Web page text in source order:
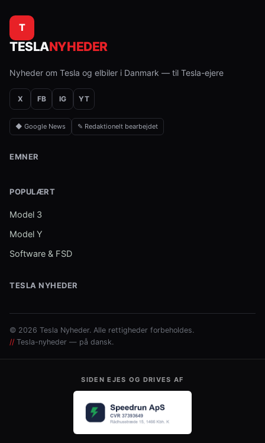
T
TESLANYHEDER
Nyheder om Tesla og elbiler i Danmark — til Tesla-ejere
X FB IG YT
◆ Google News ✎ Redaktionelt bearbejdet
EMNER
POPULÆRT
Model 3
Model Y
Software & FSD
TESLA NYHEDER
© 2026 Tesla Nyheder. Alle rettigheder forbeholdes.
// Tesla-nyheder — på dansk.
SIDEN EJES OG DRIVES AF